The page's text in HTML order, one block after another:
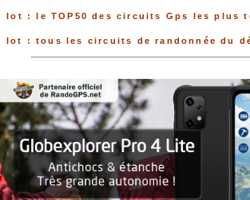
lot : le TOP50 des circuits Gps les plus
lot : tous les circuits de randonnée du